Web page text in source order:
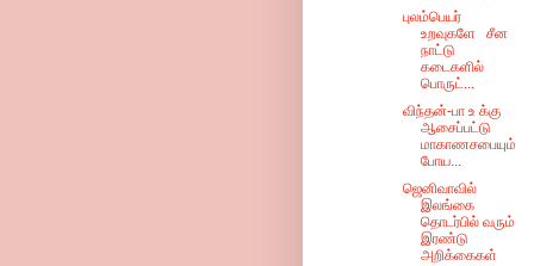
புலம்பெயர்
உறவுகளே சீன
நாட்டு
கடைகளில்
பொருட்...
விந்தன்-பா உ க்கு
ஆசைப்பட்டு
மாகாணசபையும்
போய...
ஜெனிவாவில்
இலங்கை
தொடர்பில் வரும்
இரண்டு
அறிக்கைகள்